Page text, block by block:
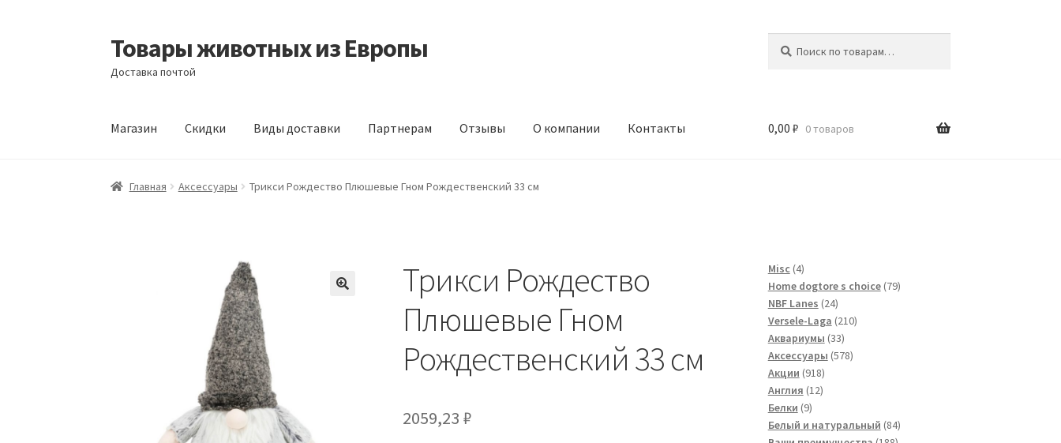
Перейти
к
навигации
Перейти
к
содержимому
Товары животных из Европы
Доставка почтой
Магазин Скидки Виды доставки Партнерам Отзывы О компании Контакты
Главная Виды доставки Заказать доставку корма из Германии КонтактыКорзина
0,00 ₽ 0 товаров
Главная Аксессуары Трикси Рождество Плюшевые Гном Рождественский 33 см
Трикси Рождество
Плюшевые Гном
Рождественский 33 см
2059,23₽
Misc 44
товара
Home dogtore s choice 7979
NBF Lanes 2424
товара
Versele-Laga 210210
Аквариумы 3333
товара
Аксессуары 578578
Акции 918918
товаров
Англия 1212
Белки 99
товаров
Белый и натуральный 8484